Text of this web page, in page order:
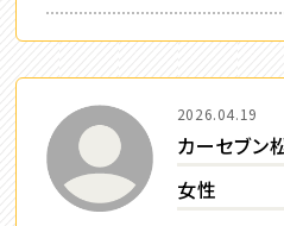
2026.04.19
カーセブン
女性